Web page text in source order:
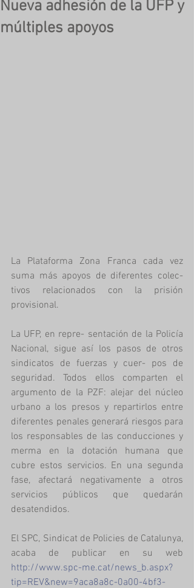
Nueva adhesión de la UFP y
múltiples apoyos
La Plataforma Zona Franca cada vez
suma más apoyos de diferentes colec-
tivos relacionados con la prisión
provisional.
La UFP, en repre- sentación de la Policía
Nacional, sigue así los pasos de otros
sindicatos de fuerzas y cuer- pos de
seguridad. Todos ellos comparten el
argumento de la PZF: alejar del núcleo
urbano a los presos y repartirlos entre
diferentes penales generará riesgos para
los responsables de las conducciones y
merma en la dotación humana que
cubre estos servicios. En una segunda
fase, afectará negativamente a otros
servicios públicos que quedarán
desatendidos.
El SPC, Sindicat de Policies de Catalunya,
http://www.spc-me.cat/news_b.aspx?
tip=REV&new=9aca8a8c-0a00-4bf3-